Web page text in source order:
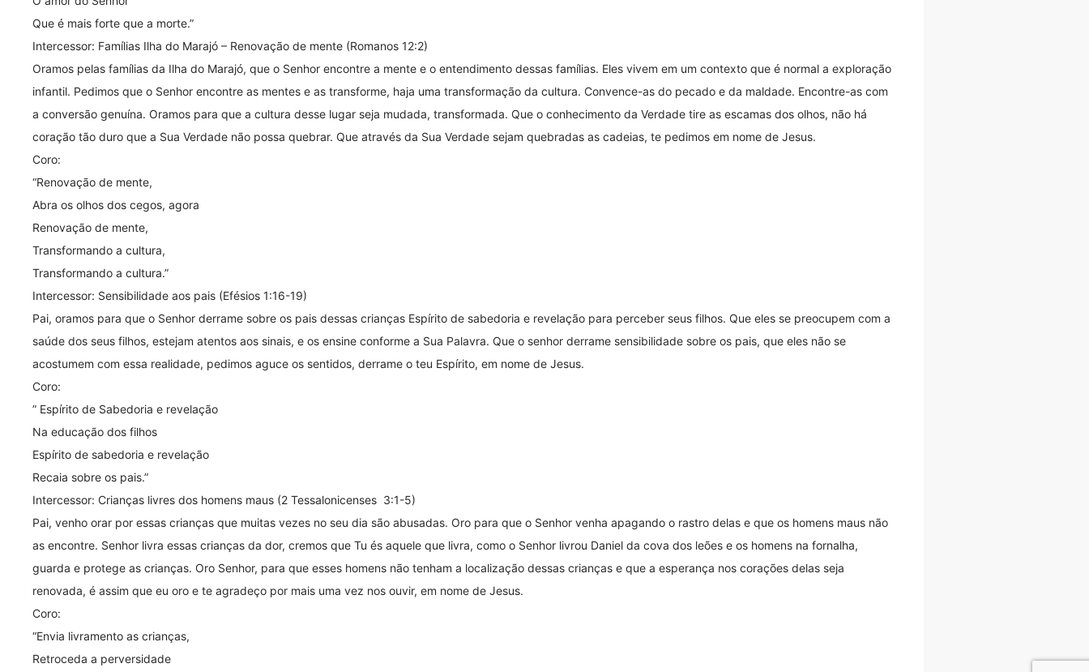
Que é mais forte que a morte.”
Intercessor: Famílias Ilha do Marajó – Renovação de mente (Romanos 12:2)
Oramos pelas famílias da Ilha do Marajó, que o Senhor encontre a mente e o entendimento dessas famílias. Eles vivem em um contexto que é normal a exploração
infantil. Pedimos que o Senhor encontre as mentes e as transforme, haja uma transformação da cultura. Convence-as do pecado e da maldade. Encontre-as com
a conversão genuína. Oramos para que a cultura desse lugar seja mudada, transformada. Que o conhecimento da Verdade tire as escamas dos olhos, não há
coração tão duro que a Sua Verdade não possa quebrar. Que através da Sua Verdade sejam quebradas as cadeias, te pedimos em nome de Jesus.
Coro:
“Renovação de mente,
Abra os olhos dos cegos, agora
Renovação de mente,
Transformando a cultura,
Transformando a cultura.”
Intercessor: Sensibilidade aos pais (Efésios 1:16-19)
Pai, oramos para que o Senhor derrame sobre os pais dessas crianças Espírito de sabedoria e revelação para perceber seus filhos. Que eles se preocupem com a
saúde dos seus filhos, estejam atentos aos sinais, e os ensine conforme a Sua Palavra. Que o senhor derrame sensibilidade sobre os pais, que eles não se
acostumem com essa realidade, pedimos aguce os sentidos, derrame o teu Espírito, em nome de Jesus.
Coro:
” Espírito de Sabedoria e revelação
Na educação dos filhos
Espírito de sabedoria e revelação
Recaia sobre os pais.”
Intercessor: Crianças livres dos homens maus (2 Tessalonicenses 3:1-5)
Pai, venho orar por essas crianças que muitas vezes no seu dia são abusadas. Oro para que o Senhor venha apagando o rastro delas e que os homens maus não
as encontre. Senhor livra essas crianças da dor, cremos que Tu és aquele que livra, como o Senhor livrou Daniel da cova dos leões e os homens na fornalha,
guarda e protege as crianças. Oro Senhor, para que esses homens não tenham a localização dessas crianças e que a esperança nos corações delas seja
renovada, é assim que eu oro e te agradeço por mais uma vez nos ouvir, em nome de Jesus.
Coro:
“Envia livramento as crianças,
Retroceda a perversidade